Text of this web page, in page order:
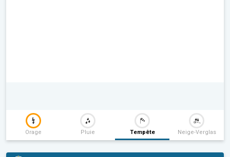
Orage Pluie Tempête Neige-Verglas